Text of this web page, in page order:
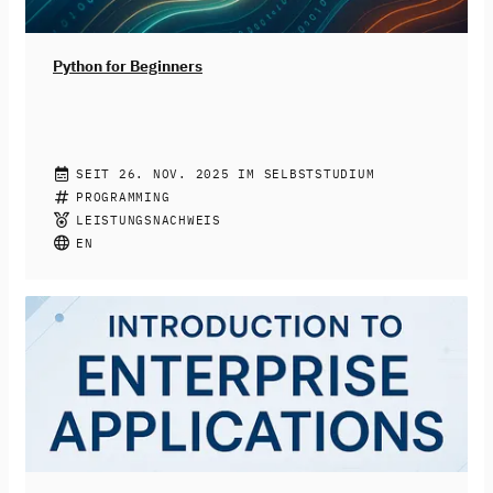
dabei, die Chancen KI-basierter Systeme zu nutzen und
Python for Beginners
CHRISTIAN DRUMM, STEPHAN JACOBS
Join this free online course to learn how to program
with Python. You’ll be introduced to the fundamentals
of the programming language like variables, data types,
end of the course, you’ll be able to write simple Python
programs to be prepared for your next programming
challenges.
SEIT 26. NOV. 2025 IM SELBSTSTUDIUM
PROGRAMMING
LEISTUNGSNACHWEIS
EN